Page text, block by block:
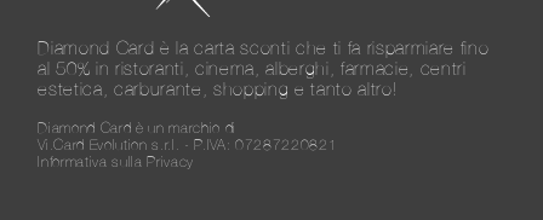
Diamond Card è la carta sconti che ti fa risparmiare fino
al 50% in ristoranti, cinema, alberghi, farmacie, centri
estetica, carburante, shopping e tanto altro!
Diamond Card è un marchio di
Vi.Card Evolution s.r.l. - P.IVA: 07287220821
Informativa sulla Privacy